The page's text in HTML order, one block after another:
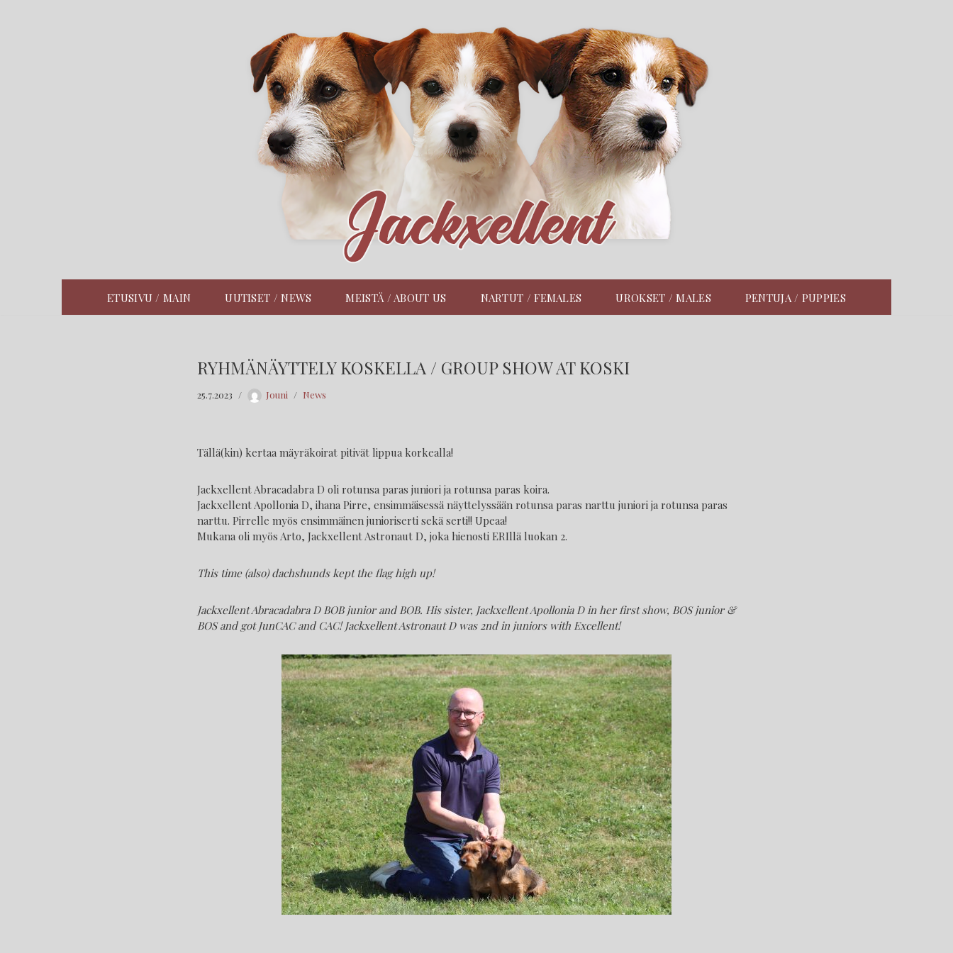
ETUSIVU / MAIN UUTISET / NEWS MEISTÄ / ABOUT US NARTUT / FEMALES UROKSET / MALES PENTUJA / PUPPIES
RYHMÄNÄYTTELY KOSKELLA / GROUP SHOW AT KOSKI
25.7.2023 Jouni News
Tällä(kin) kertaa mäyräkoirat pitivät lippua korkealla!
Jackxellent Abracadabra D oli rotunsa paras juniori ja rotunsa paras koira.
Jackxellent Apollonia D, ihana Pirre, ensimmäisessä näyttelyssään rotunsa paras narttu juniori ja rotunsa paras
narttu. Pirrelle myös ensimmäinen junioriserti sekä serti!! Upeaa!
Mukana oli myös Arto, Jackxellent Astronaut D, joka hienosti ERIllä luokan 2.
This time (also) dachshunds kept the flag high up!
Jackxellent Abracadabra D BOB junior and BOB. His sister, Jackxellent Apollonia D in her first show, BOS junior &
BOS and got JunCAC and CAC! Jackxellent Astronaut D was 2nd in juniors with Excellent!